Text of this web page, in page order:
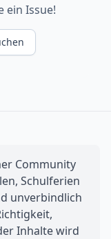
ein Issue!
Community
Schulferien
unverbindlich
Inhalte wird